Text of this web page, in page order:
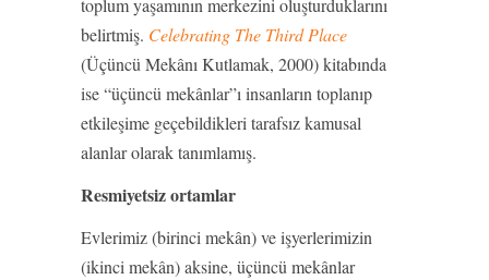
toplum yaşamının merkezini oluşturduklarını
belirtmiş. Celebrating The Third Place
(Üçüncü Mekânı Kutlamak, 2000) kitabında
ise “üçüncü mekânlar”ı insanların toplanıp
etkileşime geçebildikleri tarafsız kamusal
alanlar olarak tanımlamış.
Resmiyetsiz ortamlar
Evlerimiz (birinci mekân) ve işyerlerimizin
(ikinci mekân) aksine, üçüncü mekânlar